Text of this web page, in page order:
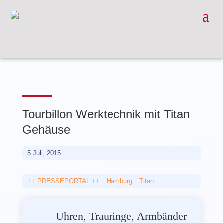
Tourbillon Werktechnik mit Titan
Gehäuse
5 Juli, 2015
++ PRESSEPORTAL ++ Hamburg__ Titan
Uhren, Trauringe, Armbänder